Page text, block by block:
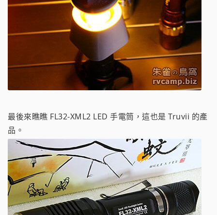
最後來瞧瞧 FL32-XML2 LED 手電筒，這也是 Truvii 的產
品。